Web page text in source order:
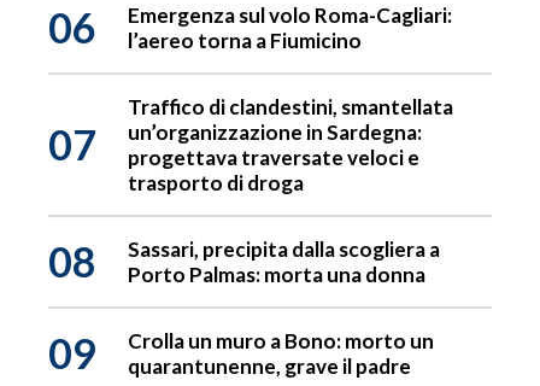
06
Emergenza sul volo Roma-Cagliari:
l’aereo torna a Fiumicino
07
Traffico di clandestini, smantellata
un’organizzazione in Sardegna:
progettava traversate veloci e
trasporto di droga
08
Sassari, precipita dalla scogliera a
Porto Palmas: morta una donna
09
Crolla un muro a Bono: morto un
quarantunenne, grave il padre